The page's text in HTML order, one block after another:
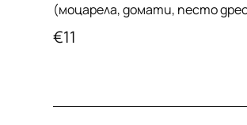
(моцарела, домати, песто
€11